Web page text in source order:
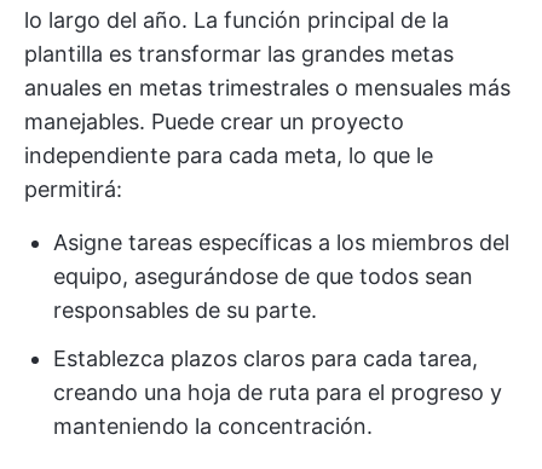
lo largo del año. La función principal de la
plantilla es transformar las grandes metas
anuales en metas trimestrales o mensuales más
manejables. Puede crear un proyecto
independiente para cada meta, lo que le
permitirá:
Asigne tareas específicas a los miembros del
equipo, asegurándose de que todos sean
responsables de su parte.
Establezca plazos claros para cada tarea,
creando una hoja de ruta para el progreso y
manteniendo la concentración.